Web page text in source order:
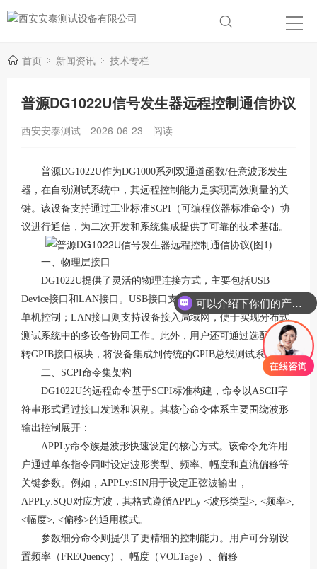
首页 新闻资讯 技术专栏
普源DG1022U信号发生器远程控制通信协议
西安安泰测试 2026-06-23 阅读
普源DG1022U作为DG1000系列双通道函数/任意波形发生
器，在自动测试系统中，其远程控制能力是实现高效测量的关
键。该设备支持通过工业标准SCPI（可编程仪器标准命令）协
议进行通信，为二次开发和系统集成提供了可靠的技术基础。
一、物理层接口
DG1022U提供了灵活的物理连接方式，主要包括USB
Device接口和LAN接口 。 USB接口支持即插即用，适合近距离
单机控制；LAN接口则支持设备接入局域网，便于实现分布式
测试系统中的多设备协同工作。此外，用户还可通过选配 USB
转GPIB接口模块，将设备集成到传统的GPIB总线测试系统中。
二、 SCPI命令集架构
DG1022U的远程命令基于SCPI标准构建，命令以ASCII字
符串形式通过接口发送和识别 。其核心命令体系主要围绕波形
输出控制展开：
APPLy命令族是波形快速设定的核心方式。该命令允许用
户通过单条指令同时设定波形类型、频率、幅度和直流偏移等
关键参数。例如， APPLy:SIN用于设定正弦波输出，
APPLy:SQU对应方波，其格式遵循APPLy <波形类型>, <频率>,
<幅度>, <偏移>的通用模式。
参数细分命令则提供了更精细的控制能力。用户可分别设
置频率（FREQuency）、幅度（VOLTage）、偏移
可以介绍下你们的产品么？